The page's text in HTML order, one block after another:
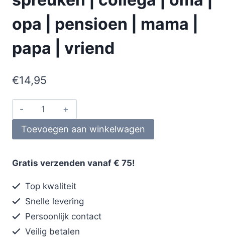
opa | pensioen | mama |
papa | vriend
€14,95
Toevoegen aan winkelwagen
Gratis verzenden vanaf € 75!
Top kwaliteit
Snelle levering
Persoonlijk contact
Veilig betalen